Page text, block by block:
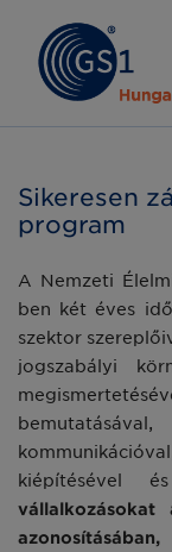
Sikeresen
program
A Nemzeti
ben két éves
szektor
jogszabályi
kiépítésével